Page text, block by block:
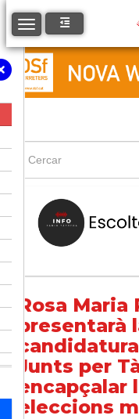
Toggle navigation
Rosa Maria
presentarà
Junts per
encapçalar
eleccions